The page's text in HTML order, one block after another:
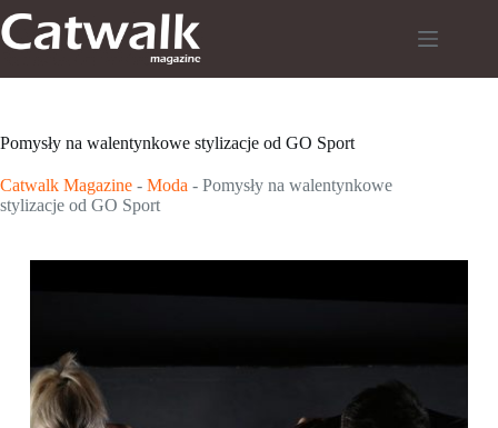
do
treści
Pomysły na walentynkowe stylizacje od GO Sport
Catwalk Magazine - Moda - Pomysły na walentynkowe
stylizacje od GO Sport